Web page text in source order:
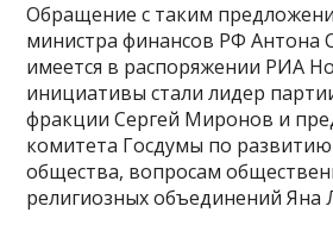
Обращение с таким
министра финансов РФ Антона
имеется в распоряжении РИА
инициативы стали лидер
фракции Сергей Миронов и
комитета Госдумы по
общества, вопросам
религиозных объединений Яна